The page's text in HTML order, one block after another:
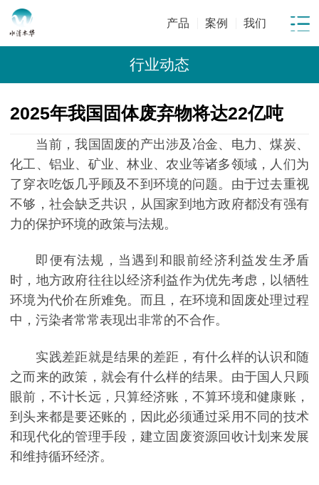
产品 案例 我们
行业动态
2025年我国固体废弃物将达22亿吨
当前，我国固废的产出涉及冶金、电力、煤炭、
化工、铝业、矿业、林业、农业等诸多领域，人们为
了穿衣吃饭几乎顾及不到环境的问题。由于过去重视
不够，社会缺乏共识，从国家到地方政府都没有强有
力的保护环境的政策与法规。
即便有法规，当遇到和眼前经济利益发生矛盾
时，地方政府往往以经济利益作为优先考虑，以牺牲
环境为代价在所难免。而且，在环境和固废处理过程
中，污染者常常表现出非常的不合作。
实践差距就是结果的差距，有什么样的认识和随
之而来的政策，就会有什么样的结果。由于国人只顾
眼前，不计长远，只算经济账，不算环境和健康账，
到头来都是要还账的，因此必须通过采用不同的技术
和现代化的管理手段，建立固废资源回收计划来发展
和维持循环经济。